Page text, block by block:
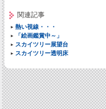
関連記事
熱い視線・・・
「絵画鑑賞中～」
スカイツリー展望台
スカイツリー透明床